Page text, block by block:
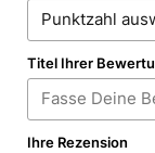
Titel Ihrer
Ihre Rezension